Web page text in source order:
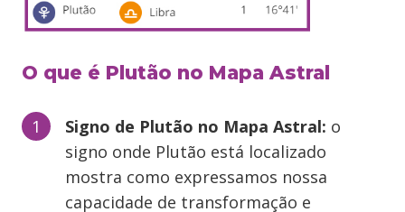
O que é Plutão no Mapa Astral
Signo de Plutão no Mapa Astral: o
signo onde Plutão está localizado
mostra como expressamos nossa
capacidade de transformação e